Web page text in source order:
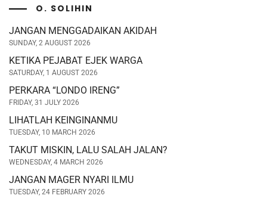
O. SOLIHIN
JANGAN MENGGADAIKAN AKIDAH
SUNDAY, 2 AUGUST 2026
KETIKA PEJABAT EJEK WARGA
SATURDAY, 1 AUGUST 2026
PERKARA “LONDO IRENG”
FRIDAY, 31 JULY 2026
LIHATLAH KEINGINANMU
TUESDAY, 10 MARCH 2026
TAKUT MISKIN, LALU SALAH JALAN?
WEDNESDAY, 4 MARCH 2026
JANGAN MAGER NYARI ILMU
TUESDAY, 24 FEBRUARY 2026